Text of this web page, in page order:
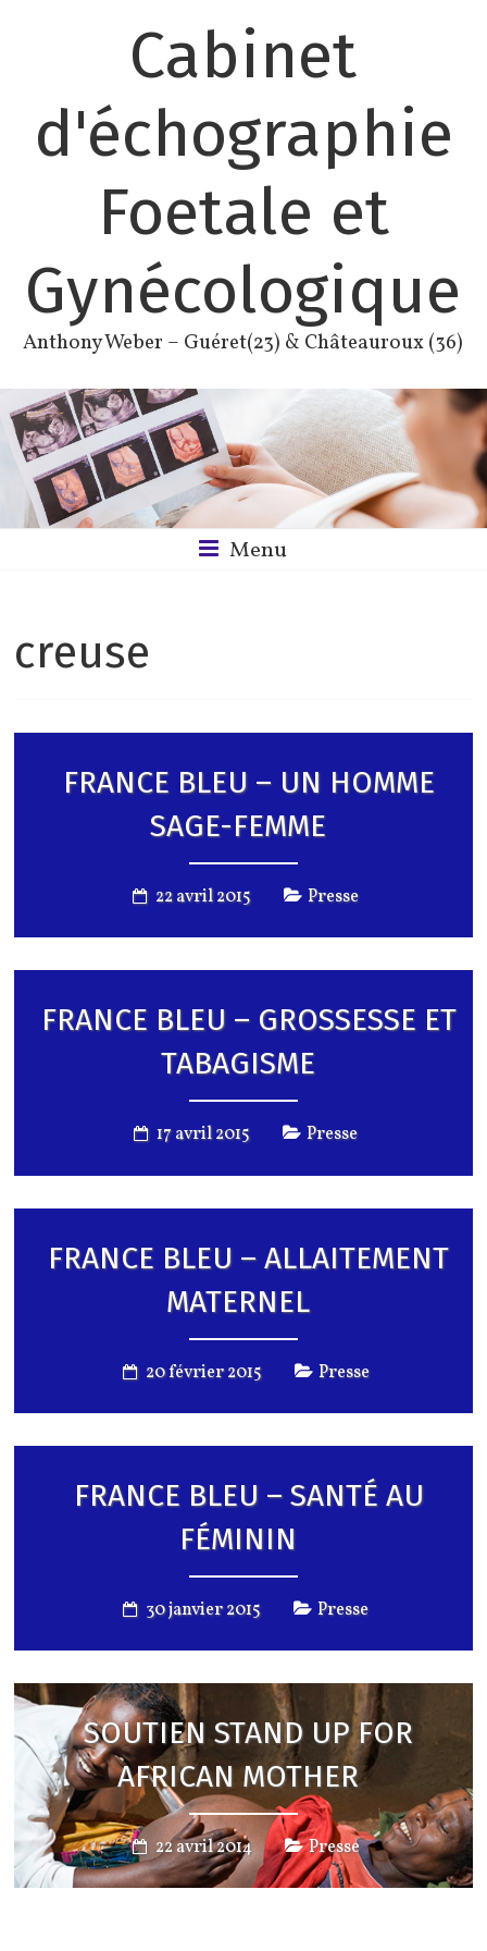
Cabinet
d'échographie
Foetale et
Gynécologique
Anthony Weber – Guéret(23) & Châteauroux (36)
Menu
creuse
FRANCE BLEU – UN HOMME
SAGE-FEMME
22 avril 2015 Presse
FRANCE BLEU – GROSSESSE ET
TABAGISME
17 avril 2015 Presse
FRANCE BLEU – ALLAITEMENT
MATERNEL
20 février 2015 Presse
FRANCE BLEU – SANTÉ AU
FÉMININ
30 janvier 2015 Presse
SOUTIEN STAND UP FOR
AFRICAN MOTHER
22 avril 2014 Presse